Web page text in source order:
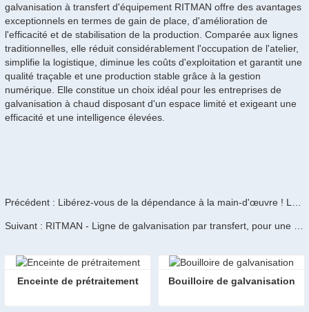
galvanisation à transfert d'équipement RITMAN offre des avantages
exceptionnels en termes de gain de place, d'amélioration de
l'efficacité et de stabilisation de la production. Comparée aux lignes
traditionnelles, elle réduit considérablement l'occupation de l'atelier,
simplifie la logistique, diminue les coûts d'exploitation et garantit une
qualité traçable et une production stable grâce à la gestion
numérique. Elle constitue un choix idéal pour les entreprises de
galvanisation à chaud disposant d'un espace limité et exigeant une
efficacité et une intelligence élevées.
Précédent : Libérez-vous de la dépendance à la main-d'œuvre ! Les lignes de galvanisation à chaud RITMAN Equipment permettent de réaliser des économies de main-d'œuvre et d'accroître l'efficacité.
Suivant : RITMAN - Ligne de galvanisation par transfert, pour une mise à niveau intelligente de la galvanisation à chaud
Enceinte de prétraitement Bouilloire de galvanisation